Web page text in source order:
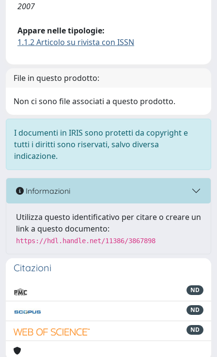
2007
Appare nelle tipologie:
1.1.2 Articolo su rivista con ISSN
File in questo prodotto:
Non ci sono file associati a questo prodotto.
I documenti in IRIS sono protetti da copyright e
tutti i diritti sono riservati, salvo diversa
indicazione.
Informazioni
Utilizza questo identificativo per citare o creare un
link a questo documento:
https://hdl.handle.net/11386/3867898
Citazioni
ND
ND
ND